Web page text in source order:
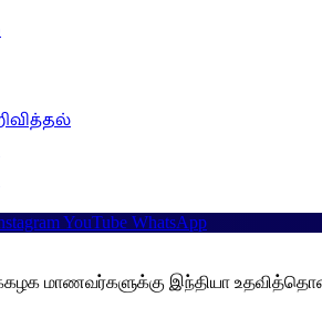
YouTube WhatsApp
மாணவர்களுக்கு இந்தியா